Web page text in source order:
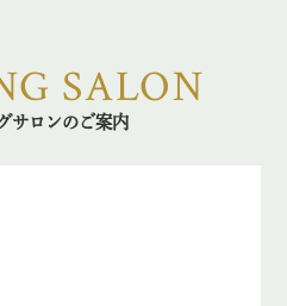
SALON
サロンのご案内